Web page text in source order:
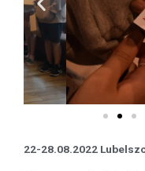
22-28.08.2022